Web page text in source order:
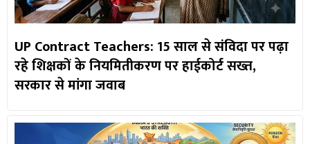
UP Contract Teachers: 15 साल से संविदा पर पढ़ा
रहे शिक्षकों के नियमितीकरण पर हाईकोर्ट सख्त,
सरकार से मांगा जवाब